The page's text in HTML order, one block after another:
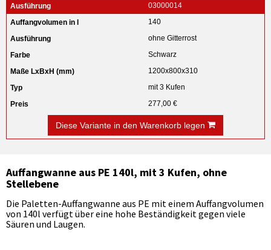
03000014
140
ohne Gitterrost
Schwarz
1200x800x310
mit 3 Kufen
277,00 €
Diese Variante in den Warenkorb legen
Auffangwanne aus PE 140l, mit 3 Kufen, ohne
Stellebene
Die Paletten-Auffangwanne aus PE mit einem Auffangvolumen
von 140l verfügt über eine hohe Beständigkeit gegen viele
Säuren und Laugen.